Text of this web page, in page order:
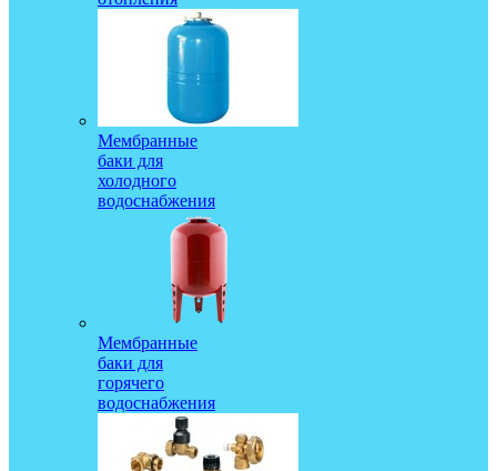
Мембранные
баки для
холодного
водоснабжения
Мембранные
баки для
горячего
водоснабжения